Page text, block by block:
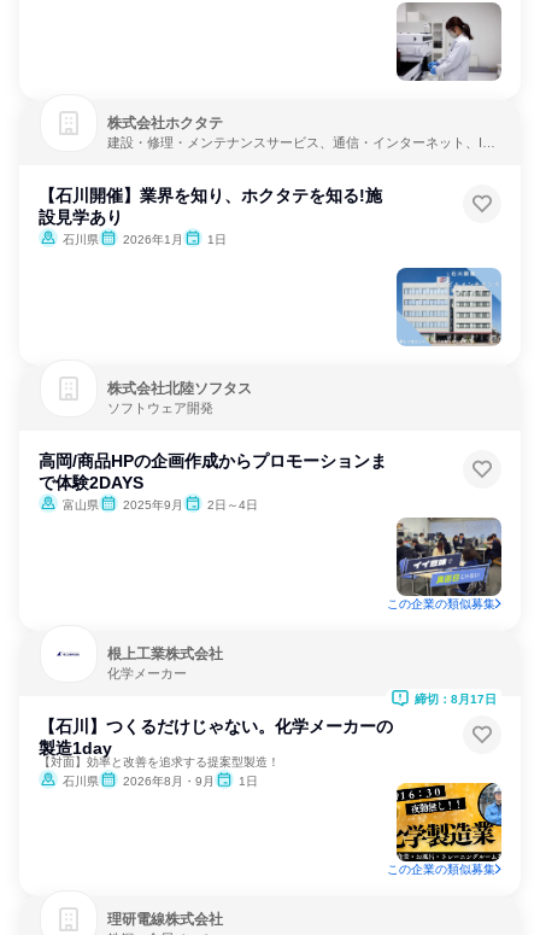
株式会社ホクタテ
建設・修理・メンテナンスサービス、通信・インターネット、IT
【石川開催】業界を知り、ホクタテを知る!施
設見学あり
石川県 2026年1月 1日
株式会社北陸ソフタス
ソフトウェア開発
高岡/商品HPの企画作成からプロモーションま
で体験2DAYS
富山県 2025年9月 2日～4日
この企業の類似募集
根上工業株式会社
化学メーカー
【石川】つくるだけじゃない。化学メーカーの
製造1day
【対面】効率と改善を追求する提案型製造！
石川県
2026年8月・9月 1日
締切：8月17日
この企業の類似募集
理研電線株式会社